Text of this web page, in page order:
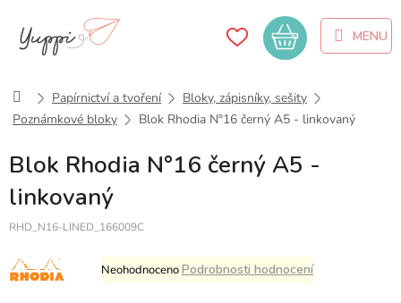
obsah
Nákupní
košík
DomůPapírnictví a tvoření
Bloky, zápisníky, sešity
Poznámkové bloky
Blok Rhodia N°16 černý A5 - linkovaný
Blok Rhodia N°16 černý A5 -
linkovaný
RHD_N16-LINED_166009C
Průměrné
hodnocení
NeohodnocenoPodrobnosti hodnocení